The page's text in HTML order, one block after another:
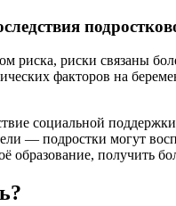
риска, риски связаны
факторов на
социальной
— подростки могут
образование, получить